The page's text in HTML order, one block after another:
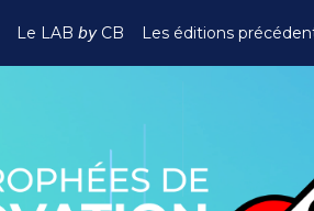
Le LAB 𝘣𝘺 CB Les éditions